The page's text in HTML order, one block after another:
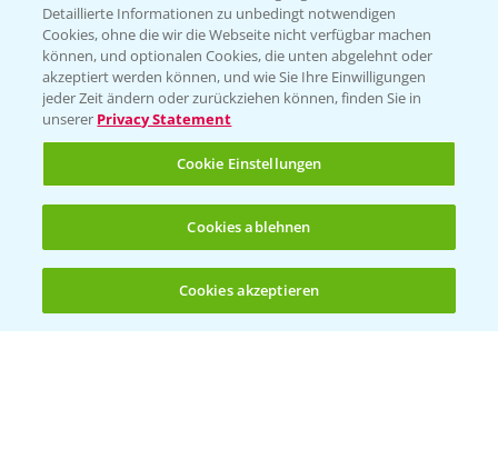
Rapsblütenbehandlung mit Propulse
16.04.2025
(noch 4)
Detaillierte Informationen zu unbedingt notwendigen
Cookies, ohne die wir die Webseite nicht verfügbar machen
können, und optionalen Cookies, die unten abgelehnt oder
akzeptiert werden können, und wie Sie Ihre Einwilligungen
jeder Zeit ändern oder zurückziehen können, finden Sie in
unserer Privacy Statement
Cookie Einstellungen
Cookies ablehnen
Cookies akzeptieren